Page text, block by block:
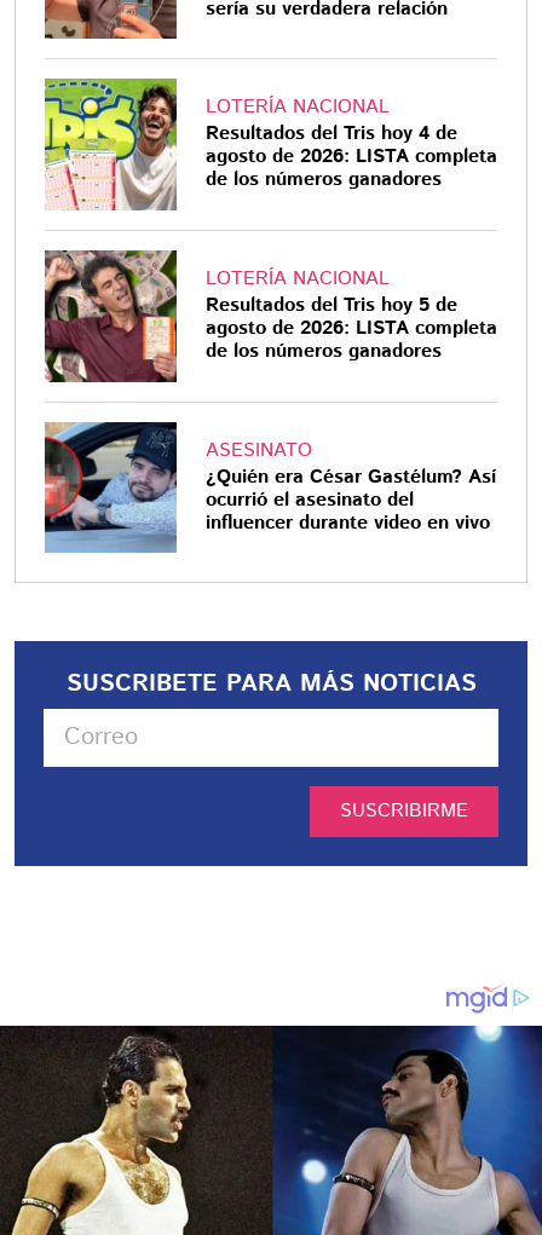
sería su verdadera relación
LOTERÍA NACIONAL
Resultados del Tris hoy 4 de
agosto de 2026: LISTA completa
de los números ganadores
LOTERÍA NACIONAL
Resultados del Tris hoy 5 de
agosto de 2026: LISTA completa
de los números ganadores
ASESINATO
¿Quién era César Gastélum? Así
ocurrió el asesinato del
influencer durante video en vivo
SUSCRIBETE PARA MÁS NOTICIAS
SUSCRIBIRME